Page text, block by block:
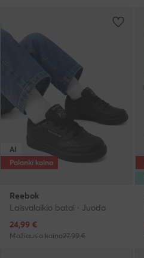
AI
Palanki kaina
Reebok
Laisvalaikio batai · Juoda
Dabartinė kaina
24,99 €
Mažiausia kaina27,99 €